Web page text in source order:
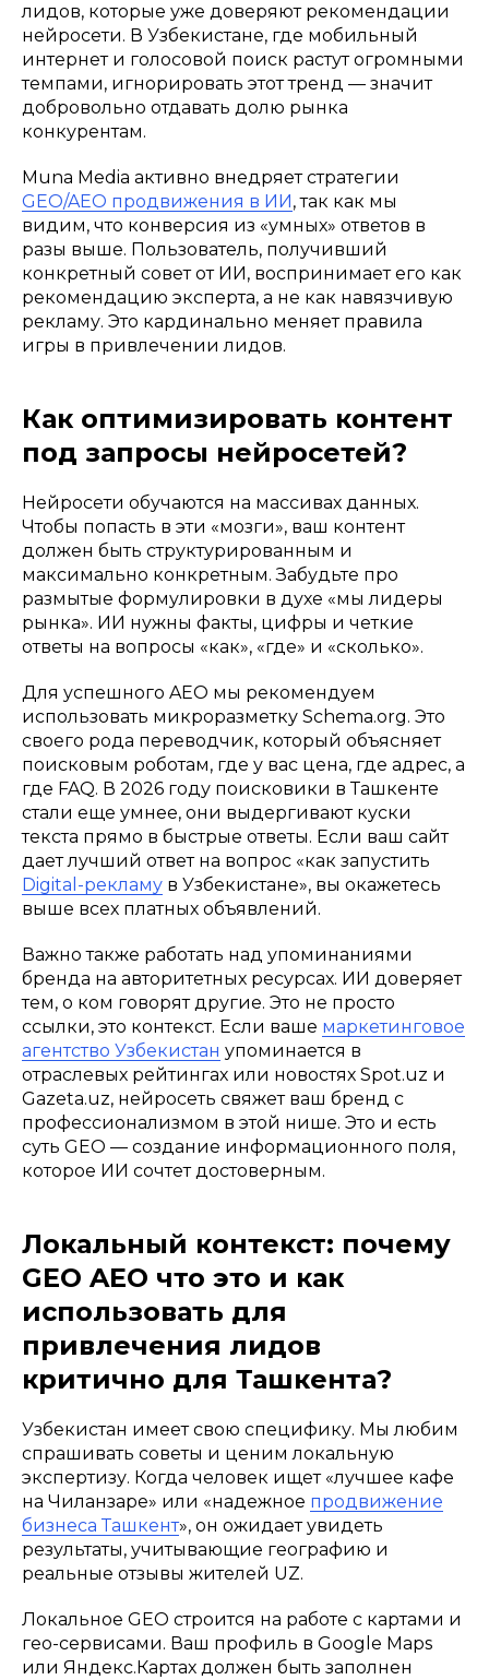
лидов, которые уже доверяют рекомендации
нейросети. В Узбекистане, где мобильный
интернет и голосовой поиск растут огромными
темпами, игнорировать этот тренд — значит
добровольно отдавать долю рынка
конкурентам.
Muna Media активно внедряет стратегии
GEO/AEO продвижения в ИИ, так как мы
видим, что конверсия из «умных» ответов в
разы выше. Пользователь, получивший
конкретный совет от ИИ, воспринимает его как
рекомендацию эксперта, а не как навязчивую
рекламу. Это кардинально меняет правила
игры в привлечении лидов.
Как оптимизировать контент
под запросы нейросетей?
Нейросети обучаются на массивах данных.
Чтобы попасть в эти «мозги», ваш контент
должен быть структурированным и
максимально конкретным. Забудьте про
размытые формулировки в духе «мы лидеры
рынка». ИИ нужны факты, цифры и четкие
ответы на вопросы «как», «где» и «сколько».
Для успешного AEO мы рекомендуем
использовать микроразметку Schema.org. Это
своего рода переводчик, который объясняет
поисковым роботам, где у вас цена, где адрес, а
где FAQ. В 2026 году поисковики в Ташкенте
стали еще умнее, они выдергивают куски
текста прямо в быстрые ответы. Если ваш сайт
дает лучший ответ на вопрос «как запустить
Digital-рекламу в Узбекистане», вы окажетесь
выше всех платных объявлений.
Важно также работать над упоминаниями
бренда на авторитетных ресурсах. ИИ доверяет
тем, о ком говорят другие. Это не просто
ссылки, это контекст. Если ваше маркетинговое
агентство Узбекистан упоминается в
отраслевых рейтингах или новостях Spot.uz и
Gazeta.uz, нейросеть свяжет ваш бренд с
профессионализмом в этой нише. Это и есть
суть GEO — создание информационного поля,
которое ИИ сочтет достоверным.
Локальный контекст: почему
GEO AEO что это и как
использовать для
привлечения лидов
критично для Ташкента?
Узбекистан имеет свою специфику. Мы любим
спрашивать советы и ценим локальную
экспертизу. Когда человек ищет «лучшее кафе
на Чиланзаре» или «надежное продвижение
бизнеса Ташкент», он ожидает увидеть
результаты, учитывающие географию и
реальные отзывы жителей UZ.
Локальное GEO строится на работе с картами и
гео-сервисами. Ваш профиль в Google Maps
или Яндекс.Картах должен быть заполнен